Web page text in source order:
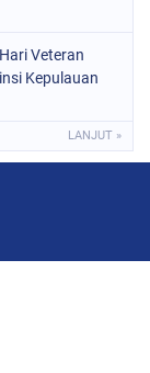
Veteran
Kepulauan
LANJUT »